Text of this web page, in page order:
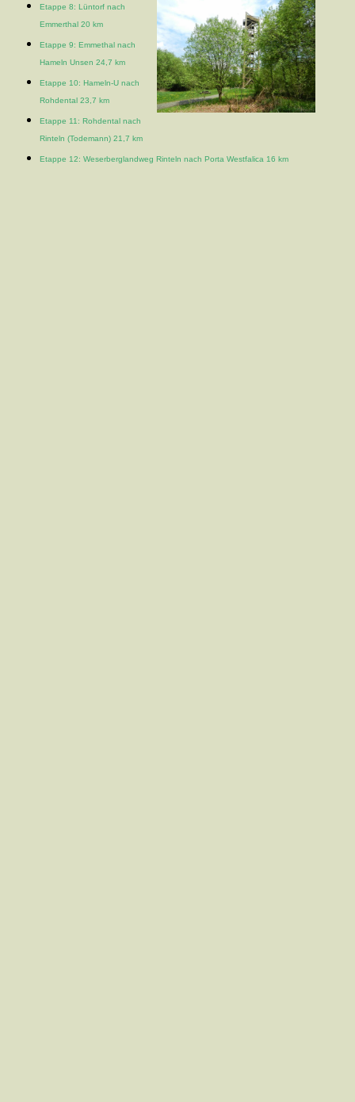
Etappe 8: Lüntorf nach
Emmerthal 20 km
Etappe 9: Emmethal nach
Hameln Unsen 24,7 km
Etappe 10: Hameln-U nach
Rohdental 23,7 km
Etappe 11: Rohdental nach
Rinteln (Todemann) 21,7 km
Etappe 12: Weserberglandweg Rinteln nach Porta Westfalica 16 km